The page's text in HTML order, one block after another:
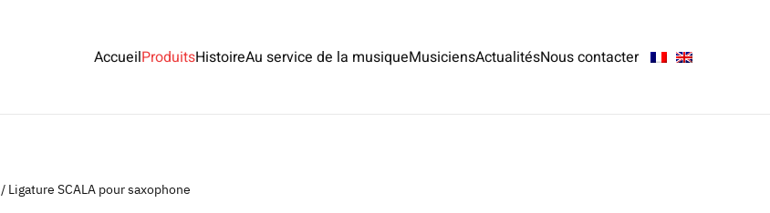
AccueilProduitsHistoireAu service de la musiqueMusiciensActualitésNous contacter
/ Ligature SCALA pour saxophone